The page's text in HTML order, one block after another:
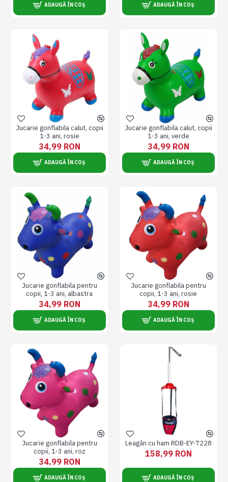
ADAUGĂ ÎN COȘ ADAUGĂ ÎN COȘ
Jucarie gonflabila calut, copii
1-3 ani, rosie
34,99 RON
ADAUGĂ ÎN COȘ
Jucarie gonflabila calut, copii
1-3 ani, verde
34,99 RON
ADAUGĂ ÎN COȘ
Jucarie gonflabila pentru
copii, 1-3 ani, albastra
34,99 RON
ADAUGĂ ÎN COȘ
Jucarie gonflabila pentru
copii, 1-3 ani, rosie
34,99 RON
ADAUGĂ ÎN COȘ
Jucarie gonflabila pentru
copii, 1-3 ani, roz
34,99 RON
ADAUGĂ ÎN COȘ
Leagăn cu ham RDB-EY-7228
158,99 RON
ADAUGĂ ÎN COȘ